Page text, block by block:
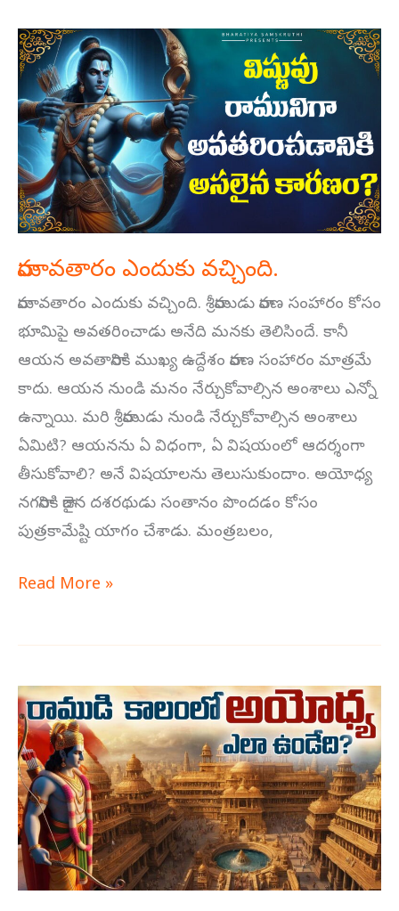
రామావతారం ఎందుకు వచ్చింది.
రామావతారం ఎందుకు వచ్చింది. శ్రీరాముడు రావణ సంహారం కోసం
భూమిపై అవతరించాడు అనేది మనకు తెలిసిందే. కానీ
ఆయన అవతారానికి ముఖ్య ఉద్దేశం రావణ సంహారం మాత్రమే
కాదు. ఆయన నుండి మనం నేర్చుకోవాల్సిన అంశాలు ఎన్నో
ఉన్నాయి. మరి శ్రీరాముడు నుండి నేర్చుకోవాల్సిన అంశాలు
ఏమిటి? ఆయనను ఏ విధంగా, ఏ విషయంలో ఆదర్శంగా
తీసుకోవాలి? అనే విషయాలను తెలుసుకుందాం. అయోధ్య
నగరానికి రాజైన దశరథుడు సంతానం పొందడం కోసం
పుత్రకామేష్టి యాగం చేశాడు. మంత్రబలం,
రామావతారం
ఎందుకు
వచ్చింది.
Read More »
అద్భుతమైన
అయోధ్యా
నగర
వర్ణన